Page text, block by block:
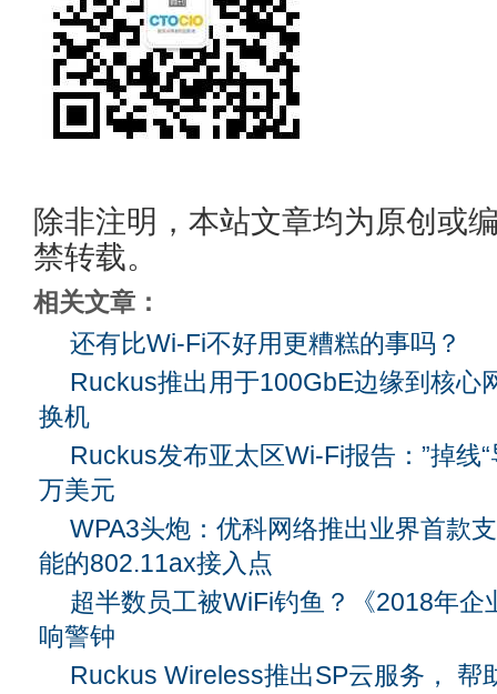
除非注明，本站文章均为原创或
禁转载。
相关文章：
还有比Wi-Fi不好用更糟糕的事吗？
Ruckus推出用于100GbE边缘到核心
换机
Ruckus发布亚太区Wi-Fi报告：”掉线
万美元
WPA3头炮：优科网络推出业界首款
能的802.11ax接入点
超半数员工被WiFi钓鱼？《2018年企
响警钟
Ruckus Wireless推出SP云服务， 帮